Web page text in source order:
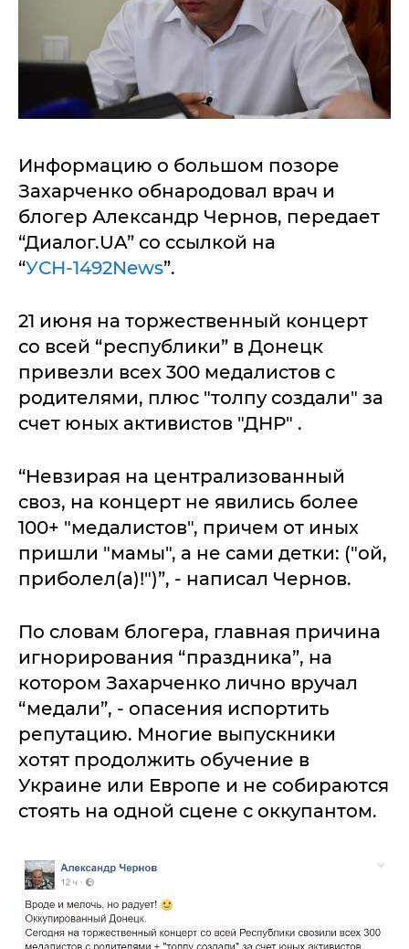
Информацию о большом позоре
Захарченко обнародовал врач и
блогер Александр Чернов, передает
“Диалог.UA” со ссылкой на
“УСН-1492News”.
21 июня на торжественный концерт
со всей “республики” в Донецк
привезли всех 300 медалистов с
родителями, плюс "толпу создали" за
счет юных активистов "ДНР" .
“Невзирая на централизованный
своз, на концерт не явились более
100+ "медалистов", причем от иных
пришли "мамы", а не сами детки: ("ой,
приболел(а)!")”, - написал Чернов.
По словам блогера, главная причина
игнорирования “праздника”, на
котором Захарченко лично вручал
“медали”, - опасения испортить
репутацию. Многие выпускники
хотят продолжить обучение в
Украине или Европе и не собираются
стоять на одной сцене с оккупантом.